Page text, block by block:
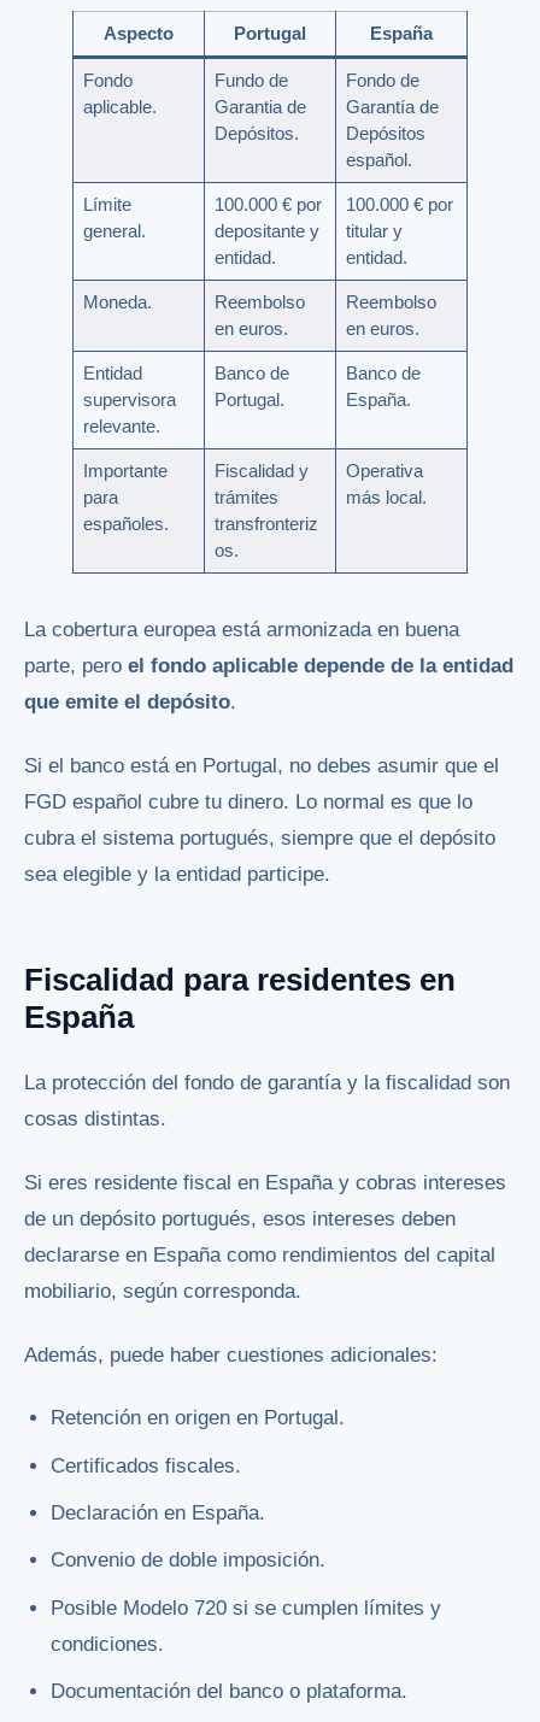
Aspecto Portugal España
Fondo
aplicable.
Fundo de
Garantia de
Depósitos.
Fondo de
Garantía de
Depósitos
español.
Límite
general.
100.000 € por
depositante y
entidad.
100.000 € por
titular y
entidad.
Moneda.
Reembolso
en euros.
Reembolso
en euros.
Entidad
supervisora
relevante.
Banco de
Portugal.
Banco de
España.
Importante
para
españoles.
Fiscalidad y
trámites
transfronteriz
os.
Operativa
más local.
La cobertura europea está armonizada en buena
parte, pero el fondo aplicable depende de la entidad
que emite el depósito.
Si el banco está en Portugal, no debes asumir que el
FGD español cubre tu dinero. Lo normal es que lo
cubra el sistema portugués, siempre que el depósito
sea elegible y la entidad participe.
Fiscalidad para residentes en
España
La protección del fondo de garantía y la fiscalidad son
cosas distintas.
Si eres residente fiscal en España y cobras intereses
de un depósito portugués, esos intereses deben
declararse en España como rendimientos del capital
mobiliario, según corresponda.
Además, puede haber cuestiones adicionales:
Retención en origen en Portugal.
Certificados fiscales.
Declaración en España.
Convenio de doble imposición.
Posible Modelo 720 si se cumplen límites y
condiciones.
Documentación del banco o plataforma.